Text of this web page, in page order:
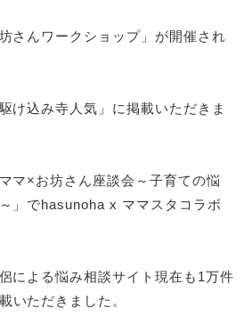
さんワークショップ」 が開催され
け込み寺人気」に掲載いただきま
マ×お坊さん座談会～子育ての悩
」 でhasunoha x ママスタコラボ
による悩み相談サイト現在も1万件
いただきました。